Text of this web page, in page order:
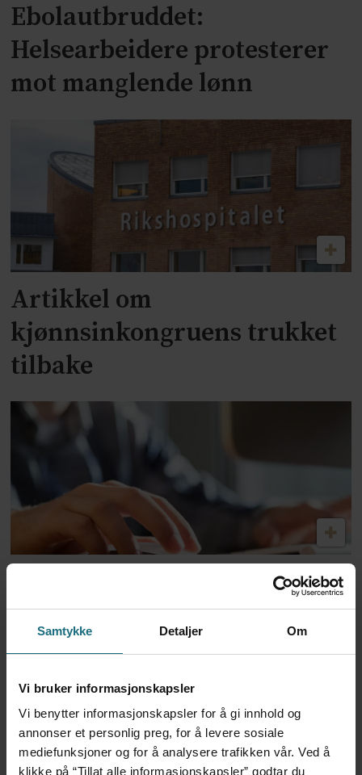
Samtykke Detaljer Om
Vi bruker informasjonskapsler
Vi benytter informasjonskapsler for å gi innhold og
annonser et personlig preg, for å levere sosiale
mediefunksjoner og for å analysere trafikken vår. Ved å
klikke på “Tillat alle informasjonskapsler” godtar du
Ebolautbruddet:
Helsearbeidere protesterer
mot manglende lønn
Artikkel om
kjønnsinkongruens trukket
tilbake
Dansk politi vil fengsle lege
for utskrivning av store
mengder Ozempic